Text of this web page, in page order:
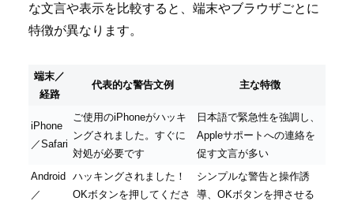
な文言や表示を比較すると、端末やブラウザごとに
特徴が異なります。
端末／
経路
代表的な警告文例 主な特徴
iPhone
／Safari
ご使用のiPhoneがハッキ
ングされました。すぐに
対処が必要です
日本語で緊急性を強調し、
Appleサポートへの連絡を
促す文言が多い
Android
／
ハッキングされました！
OKボタンを押してくださ
シンプルな警告と操作誘
導、OKボタンを押させる